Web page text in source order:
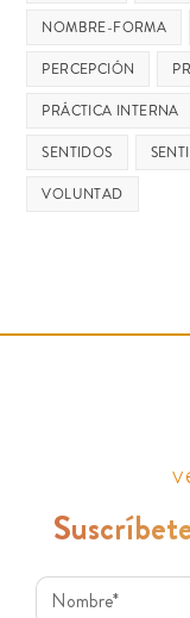
NOMBRE-FORMA
PERCEPCIÓN
PRÁCTICA INTERNA
SENTIDOS
VOLUNTAD